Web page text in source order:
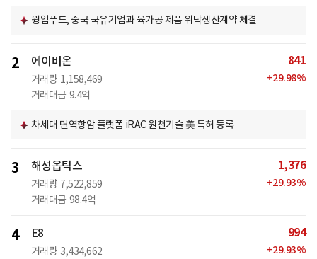
윙입푸드, 중국 국유기업과 육가공 제품 위탁생산계약 체결
2 에이비온
거래량 1,158,469
거래대금 9.4억
841
+29.98%
차세대 면역항암 플랫폼 iRAC 원천기술 美 특허 등록
3 해성옵틱스
거래량 7,522,859
거래대금 98.4억
1,376
+29.93%
4 E8
거래량 3,434,662
994
+29.93%